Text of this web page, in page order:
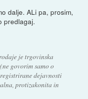
dalje. ALi pa, prosim,
predlagaj.
je trgovinska
govorim samo o
dejavnosti
protizakonita in